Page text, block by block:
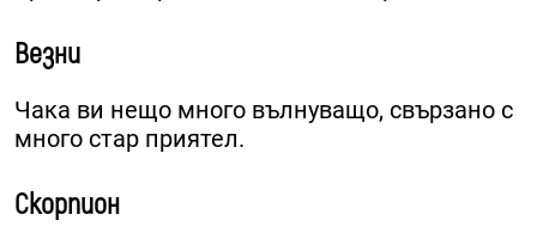
Везни
Чака ви нещо много вълнуващо, свързано с
много стар приятел.
Скорпион